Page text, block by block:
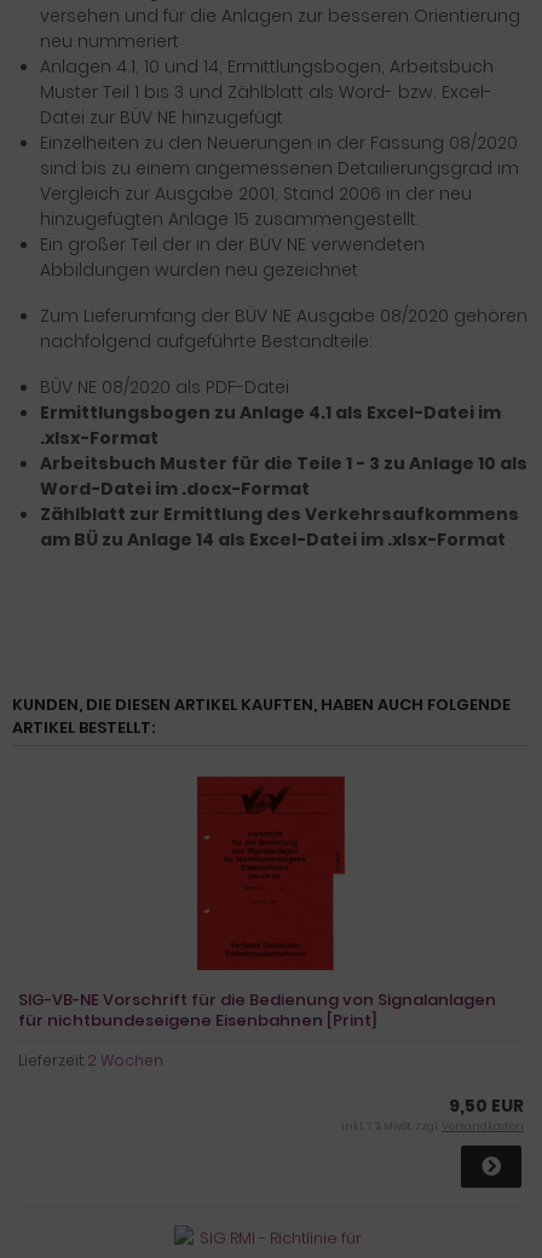
versehen und für die Anlagen zur besseren Orientierung
neu nummeriert
Anlagen 4.1, 10 und 14, Ermittlungsbogen, Arbeitsbuch
Muster Teil 1 bis 3 und Zählblatt als Word- bzw. Excel-
Datei zur BÜV NE hinzugefügt
Einzelheiten zu den Neuerungen in der Fassung 08/2020
sind bis zu einem angemessenen Detailierungsgrad im
Vergleich zur Ausgabe 2001, Stand 2006 in der neu
hinzugefügten Anlage 15 zusammen­gestellt.
Ein großer Teil der in der BÜV NE verwendeten
Abbildungen wurden neu gezeichnet
Zum Lieferumfang der BÜV NE Ausgabe 08/2020 gehören
nachfolgend aufgeführte Bestandteile:
BÜV NE 08/2020 als PDF-Datei
Ermittlungsbogen zu Anlage 4.1 als Excel-Datei im
.xlsx-Format
Arbeitsbuch Muster für die Teile 1 - 3 zu Anlage 10 als
Word-Datei im .docx-Format
Zählblatt zur Ermittlung des Verkehrsaufkommens
am BÜ zu Anlage 14 als Excel-Datei im .xlsx-Format
KUNDEN, DIE DIESEN ARTIKEL KAUFTEN, HABEN AUCH FOLGENDE
ARTIKEL BESTELLT:
SIG-VB-NE Vorschrift für die Bedienung von Signalanlagen
für nichtbundeseigene Eisenbahnen [Print]
Lieferzeit:2 Wochen
9,50 EUR
inkl. 7 % MwSt. zzgl. Versandkosten